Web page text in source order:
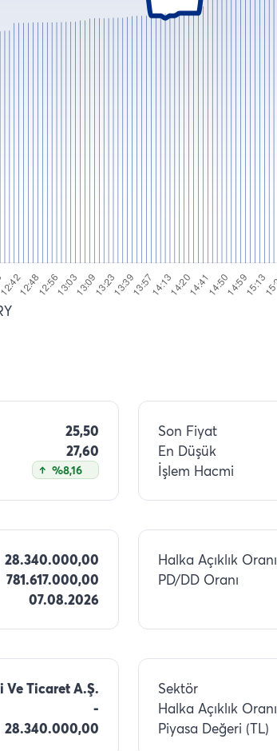
25,50
27,60
%8,16
Son Fiyat
En Düşük
İşlem Hacmi
28.340.000,00
781.617.000,00
07.08.2026
Halka Açıklık Oranı
PD/DD Oranı
Ve Ticaret A.Ş.
-
28.340.000,00
Sektör
Halka Açıklık Oranı
Piyasa Değeri (TL)